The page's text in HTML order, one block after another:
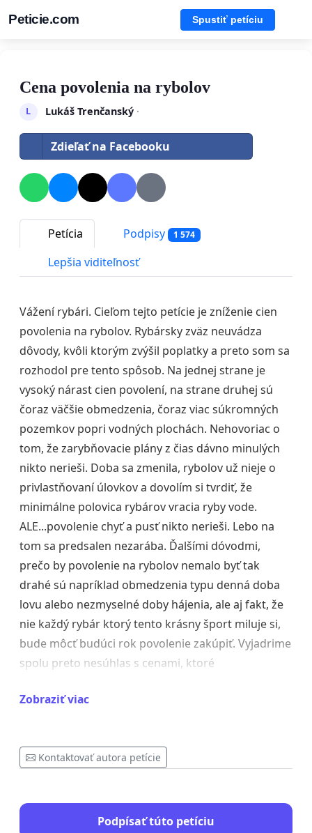
Peticie.com Spustiť petíciu
Cena povolenia na rybolov
L Lukáš Trenčanský·
Zdieľať na Facebooku
Petícia Podpisy 1 574
Lepšia viditeľnosť
Vážení rybári. Cieľom tejto petície je zníženie cien
povolenia na rybolov. Rybársky zväz neuvádza
dôvody, kvôli ktorým zvýšil poplatky a preto som sa
rozhodol pre tento spôsob. Na jednej strane je
vysoký nárast cien povolení, na strane druhej sú
čoraz väčšie obmedzenia, čoraz viac súkromných
pozemkov popri vodných plochách. Nehovoriac o
tom, že zarybňovacie plány z čias dávno minulých
nikto nerieši. Doba sa zmenila, rybolov už nieje o
privlastňovaní úlovkov a dovolím si tvrdiť, že
minimálne polovica rybárov vracia ryby vode.
ALE...povolenie chyť a pusť nikto nerieši. Lebo na
tom sa predsalen nezarába. Ďalšími dóvodmi,
prečo by povolenie na rybolov nemalo byť tak
drahé sú napríklad obmedzenia typu denná doba
lovu alebo nezmyselné doby hájenia, ale aj fakt, že
nie každý rybár ktorý tento krásny šport miluje si,
bude môcť budúci rok povolenie zakúpiť. Vyjadrime
spolu preto nesúhlas s cenami, ktoré
čo nám za tieto peniaze slovenský rybársky zväz
Ďakujem
Zobraziť viac
Kontaktovať autora petície
Podpísať túto petíciu